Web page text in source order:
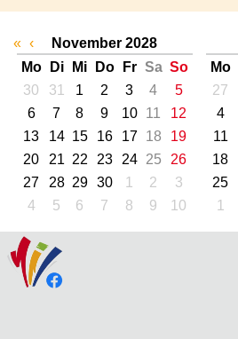
« ‹
November 2028
Mo
Di Mi Do Fr Sa So
30
31 1 2 3 4
5
6
7 8 9 10 11
12
13
14 15 16 17 18
19
20
21 22 23 24 25
26
27
28 29 30 1 2
3
4
5 6 7 8 9 10
Mo
27
4
11
18
25
1